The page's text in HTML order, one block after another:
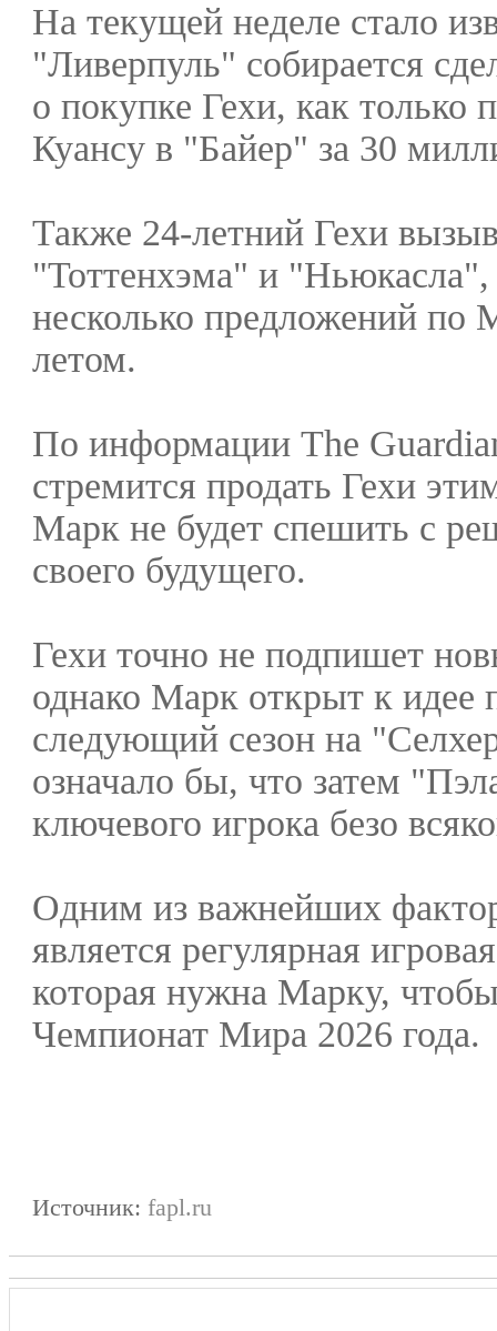
На текущей неделе стало
"Ливерпуль" собирается
о покупке Гехи, как только
Куансу в "Байер" за 30
Также 24-летний Гехи
"Тоттенхэма" и "Ньюкасла",
несколько предложений
летом.
По информации The
стремится продать Гехи
Марк не будет спешить с
своего будущего.
Гехи точно не подпишет
однако Марк открыт к идее
следующий сезон на
означало бы, что затем
ключевого игрока безо
Одним из важнейших
является регулярная
которая нужна Марку,
Чемпионат Мира 2026 года.
Источник: fapl.ru